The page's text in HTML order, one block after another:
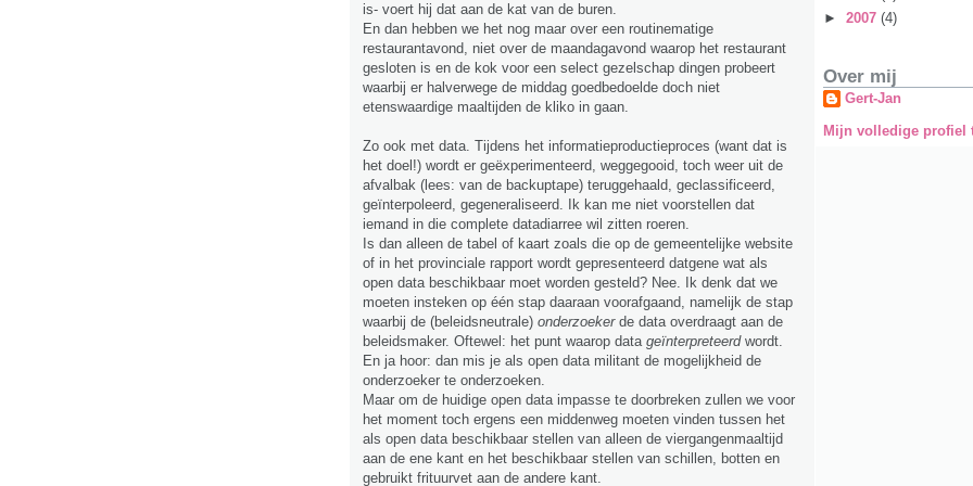
is- voert hij dat aan de kat van de buren.
En dan hebben we het nog maar over een routinematige
restaurantavond, niet over de maandagavond waarop het restaurant
gesloten is en de kok voor een select gezelschap dingen probeert
waarbij er halverwege de middag goedbedoelde doch niet
etenswaardige maaltijden de kliko in gaan.
Zo ook met data. Tijdens het informatieproductieproces (want dat is
het doel!) wordt er geëxperimenteerd, weggegooid, toch weer uit de
afvalbak (lees: van de backuptape) teruggehaald, geclassificeerd,
geïnterpoleerd, gegeneraliseerd. Ik kan me niet voorstellen dat
iemand in die complete datadiarree wil zitten roeren.
Is dan alleen de tabel of kaart zoals die op de gemeentelijke website
of in het provinciale rapport wordt gepresenteerd datgene wat als
open data beschikbaar moet worden gesteld? Nee. Ik denk dat we
moeten insteken op één stap daaraan voorafgaand, namelijk de stap
waarbij de (beleidsneutrale) onderzoeker de data overdraagt aan de
beleidsmaker. Oftewel: het punt waarop data geïnterpreteerdwordt.
En ja hoor: dan mis je als open data militant de mogelijkheid de
onderzoeker te onderzoeken.
Maar om de huidige open data impasse te doorbreken zullen we voor
het moment toch ergens een middenweg moeten vinden tussen het
als open data beschikbaar stellen van alleen de viergangenmaaltijd
aan de ene kant en het beschikbaar stellen van schillen, botten en
gebruikt frituurvet aan de andere kant.
► 2007 (4)
Over mij
Gert-Jan
Mijn volledige profiel